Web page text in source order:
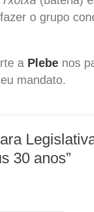
o grupo
a Plebe nos
mandato.
30 anos”